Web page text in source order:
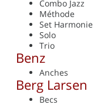
Combo Jazz
Méthode
Set Harmonie
Solo
Trio
Benz
Anches
Berg Larsen
Becs